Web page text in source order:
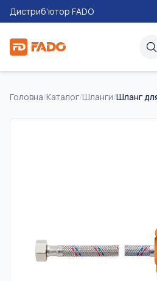
Дистриб'ютор FADO
Головна/Каталог/Шланги/